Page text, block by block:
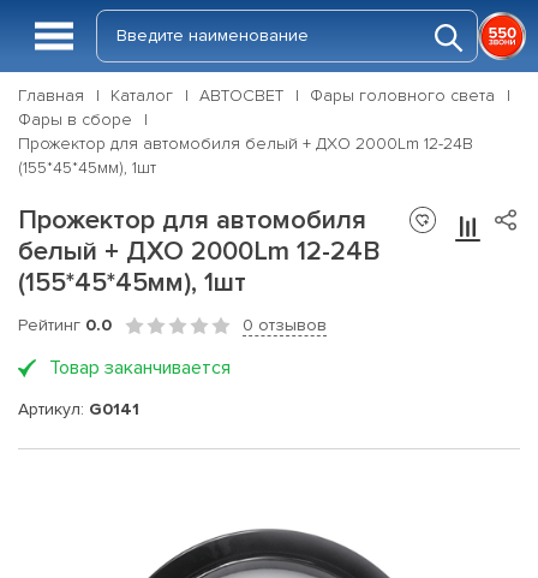
Главная Каталог АВТОСВЕТ
Фары головного света
Фары в сборе
Прожектор для автомобиля белый + ДХО 2000Lm 12-24В
(155*45*45мм), 1шт
Прожектор для автомобиля
белый + ДХО 2000Lm 12-24В
(155*45*45мм), 1шт
Рейтинг 0.0 0 отзывов
Товар заканчивается
Артикул: G0141